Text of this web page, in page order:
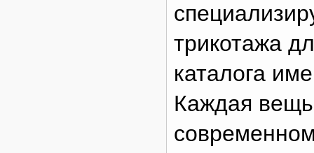
трикотажа
каталога
Каждая вещь